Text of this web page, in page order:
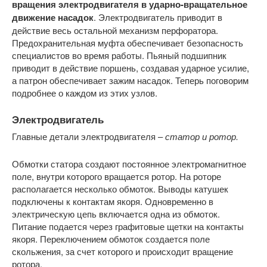
вращения электродвигателя в ударно-вращательное
движение насадок. Электродвигатель приводит в
действие весь остальной механизм перфоратора.
Предохранительная муфта обеспечивает безопасность
специалистов во время работы. Пьяный подшипник
приводит в действие поршень, создавая ударное усилие,
а патрон обеспечивает зажим насадок. Теперь поговорим
подробнее о каждом из этих узлов.
Электродвигатель
Главные детали электродвигателя –статор и ротор.
Обмотки статора создают постоянное электромагнитное
поле, внутри которого вращается ротор. На роторе
располагается несколько обмоток. Выводы катушек
подключены к контактам якоря. Одновременно в
электрическую цепь включается одна из обмоток.
Питание подается через графитовые щетки на контакты
якоря. Переключением обмоток создается поле
скольжения, за счет которого и происходит вращение
ротора.